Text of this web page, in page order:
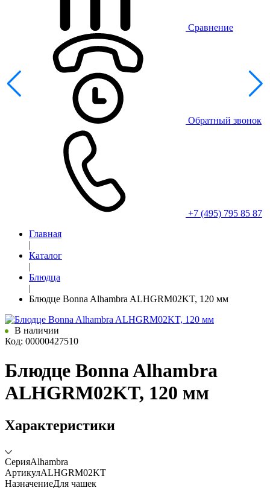
Сравнение
Обратный звонок
+7 (495) 795 85 87
Главная
|
Каталог
|
Блюдца
|
Блюдце Bonna Alhambra ALHGRM02KT, 120 мм
В наличии
Код: 00000427510
Блюдце Bonna Alhambra
ALHGRM02KT, 120 мм
Характеристики
СерияAlhambra
АртикулALHGRM02KT
НазначениеДля чашек